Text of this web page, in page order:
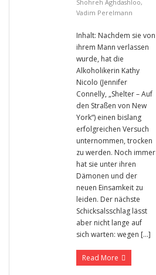
Shohreh Aghdashloo,
Vadim Perelmann
Inhalt: Nachdem sie von
ihrem Mann verlassen
wurde, hat die
Alkoholikerin Kathy
Nicolo (Jennifer
Connelly, „Shelter – Auf
den Straßen von New
York“) einen bislang
erfolgreichen Versuch
unternommen, trocken
zu werden. Noch immer
hat sie unter ihren
Dämonen und der
neuen Einsamkeit zu
leiden. Der nächste
Schicksalsschlag lässt
aber nicht lange auf
sich warten: wegen […]
Read More